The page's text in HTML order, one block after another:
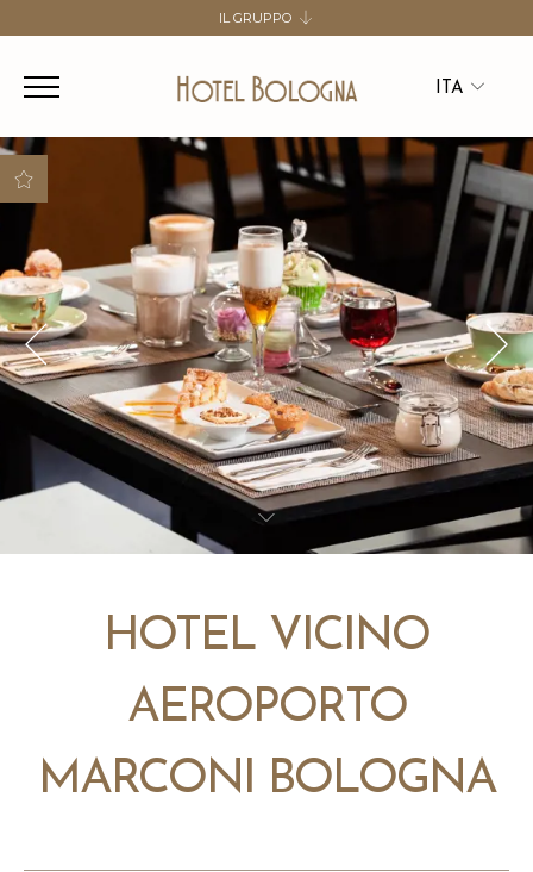
IL GRUPPO
HOTEL DE LA VILLE
HOTEL ANTONELLA
ITA
ITA
ENG
Flessibilità nella
gestione della
prenotazione
Scelta di tipologia letto
gratuito
Upgrade in categoria
superiore in base alla
disponibilità e
garanzia del miglior
prezzo
Garage esterno
gratuito incluso
HOTEL VICINO
AEROPORTO
MARCONI BOLOGNA